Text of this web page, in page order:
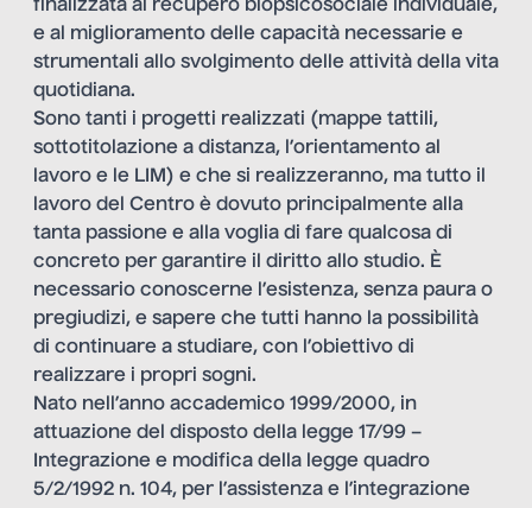
finalizzata al recupero biopsicosociale individuale,
e al miglioramento delle capacità necessarie e
strumentali allo svolgimento delle attività della vita
quotidiana.
Sono tanti i progetti realizzati (mappe tattili,
sottotitolazione a distanza, l’orientamento al
lavoro e le LIM) e che si realizzeranno, ma tutto il
lavoro del Centro è dovuto principalmente alla
tanta passione e alla voglia di fare qualcosa di
concreto per garantire il diritto allo studio. È
necessario conoscerne l’esistenza, senza paura o
pregiudizi, e sapere che tutti hanno la possibilità
di continuare a studiare, con l’obiettivo di
realizzare i propri sogni.
Nato nell’anno accademico 1999/2000, in
attuazione del disposto della legge 17/99 –
Integrazione e modifica della legge quadro
5/2/1992 n. 104, per l’assistenza e l’integrazione